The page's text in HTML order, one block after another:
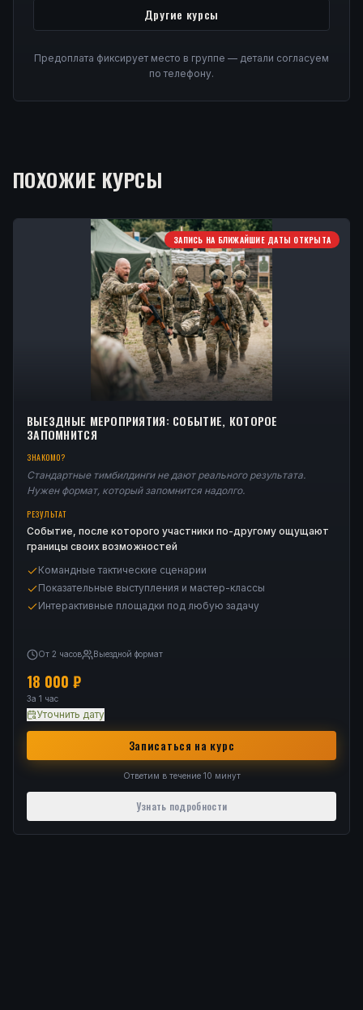
Другие курсы
Предоплата фиксирует место в группе — детали согласуем
по телефону.
ПОХОЖИЕ КУРСЫ
ЗАПИСЬ НА БЛИЖАЙШИЕ ДАТЫ ОТКРЫТА
ВЫЕЗДНЫЕ МЕРОПРИЯТИЯ: СОБЫТИЕ, КОТОРОЕ
ЗАПОМНИТСЯ
ЗНАКОМО?
Стандартные тимбилдинги не дают реального результата.
Нужен формат, который запомнится надолго.
РЕЗУЛЬТАТ
Событие, после которого участники по-другому ощущают
границы своих возможностей
Командные тактические сценарии
Показательные выступления и мастер-классы
Интерактивные площадки под любую задачу
От 2 часов Выездной формат
18 000 ₽
За 1 час
Уточнить дату
Записаться на курс
Ответим в течение 10 минут
Узнать подробности